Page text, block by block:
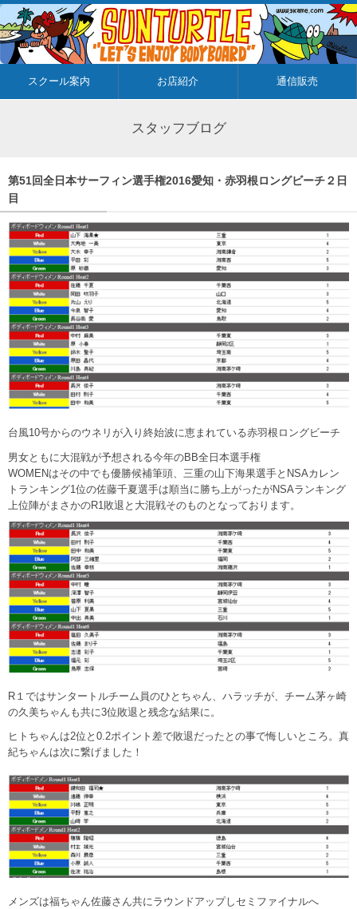
スクール案内 お店紹介 通信販売
スタッフブログ
第51回全日本サーフィン選手権2016愛知・赤羽根ロングビーチ２日
目
台風10号からのウネリが入り終始波に恵まれている赤羽根ロングビーチ
男女ともに大混戦が予想される今年のBB全日本選手権
WOMENはその中でも優勝候補筆頭、三重の山下海果選手とNSAカレン
トランキング1位の佐藤千夏選手は順当に勝ち上がったがNSAランキング
上位陣がまさかのR1敗退と大混戦そのものとなっております。
R１ではサンタートルチーム員のひとちゃん、ハラッチが、チーム茅ヶ崎
の久美ちゃんも共に3位敗退と残念な結果に。
ヒトちゃんは2位と0.2ポイント差で敗退だったとの事で悔しいところ。真
紀ちゃんは次に繋げました！
メンズは福ちゃん佐藤さん共にラウンドアップしセミファイナルへ